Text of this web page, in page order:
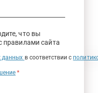
что вы
правилами сайта
данных в соответствии с
*